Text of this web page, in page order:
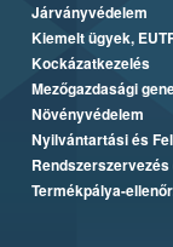
Járványvédelem
Kiemelt ügyek,
Kockázatkezelés
Mezőgazdasági
Növényvédelem
Nyilvántartási és
Termékpálya-